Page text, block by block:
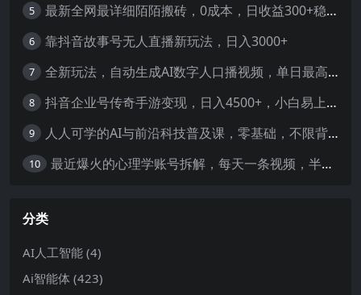
5 最新全网最详细陌陌搬砖，0成本，日收益300+稳定收入【揭秘】
6 靠抖音故事号无人直播新玩法，日入3000+
7 全新玩法，自动生成AI数字人口播视频，单日最高3000+，能快速上手!-暖阳网
8 抖音企业号传奇手游变现，日入4500+，小白易上手
9 人人可学的AI与前沿科技普及课，零基础，不限背景通俗易懂，深入浅出-暖阳网
10 最近爆火的心理学账号拆解，每天一条视频，半个小时解决，轻松日入三百+-暖阳网
分类
AI人工智能 (4)
Ai智能体 (423)